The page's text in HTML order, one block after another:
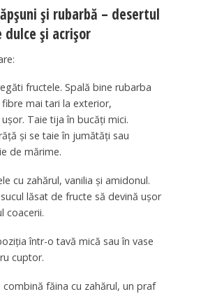
și rubarbă – desertul
și acrișor
fructele. Spală bine rubarba
mai tari la exterior,
Taie tija în bucăți mici.
și se taie în jumătăți sau
de mărime.
cu zahărul, vanilia și amidonul.
lăsat de fructe să devină ușor
coacerii.
într-o tavă mică sau în vase
cuptor.
combină făina cu zahărul, un praf